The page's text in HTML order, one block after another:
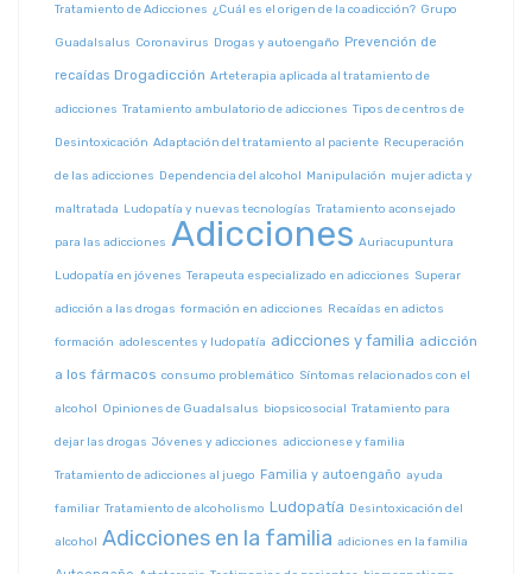
Tratamiento de Adicciones ¿Cuál es el origen de la coadicción? Grupo
Guadalsalus Coronavirus Drogas y autoengaño Prevención de
recaídas Drogadicción Arteterapia aplicada al tratamiento de
adicciones Tratamiento ambulatorio de adicciones Tipos de centros de
Desintoxicación Adaptación del tratamiento al paciente Recuperación
de las adicciones Dependencia del alcohol Manipulación mujer adicta y
maltratada Ludopatía y nuevas tecnologías Tratamiento aconsejado
para las adicciones Adicciones Auriacupuntura
Ludopatía en jóvenes Terapeuta especializado en adicciones Superar
adicción a las drogas formación en adicciones Recaídas en adictos
formación adolescentes y ludopatía adicciones y familia adicción
a los fármacos consumo problemático Síntomas relacionados con el
alcohol Opiniones de Guadalsalus biopsicosocial Tratamiento para
dejar las drogas Jóvenes y adicciones adiccionese y familia
Tratamiento de adicciones al juego Familia y autoengaño ayuda
familiar Tratamiento de alcoholismo Ludopatía Desintoxicación del
alcohol Adicciones en la familia adiciones en la familia